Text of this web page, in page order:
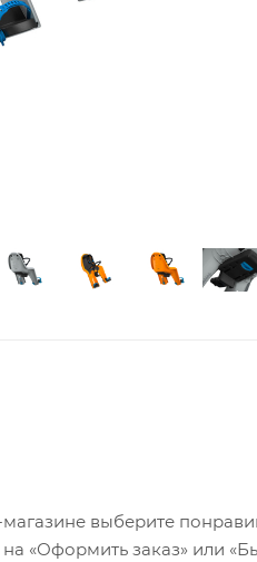
выберите
«Оформить заказ» или